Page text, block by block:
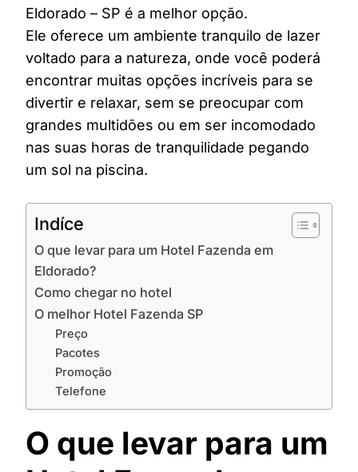
Eldorado – SP é a melhor opção.
Ele oferece um ambiente tranquilo de lazer
voltado para a natureza, onde você poderá
encontrar muitas opções incríveis para se
divertir e relaxar, sem se preocupar com
grandes multidões ou em ser incomodado
nas suas horas de tranquilidade pegando
um sol na piscina.
Indíce
O que levar para um Hotel Fazenda em
Eldorado?
Como chegar no hotel
O melhor Hotel Fazenda SP
Preço
Pacotes
Promoção
Telefone
O que levar para um